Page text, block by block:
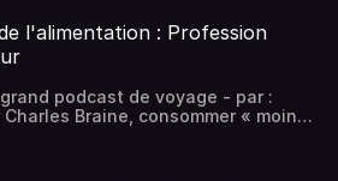
se veut ouvert à l'instant
ce podcast ?
l'alimentation : Profession
Braine, consommer « moins
pour les produits de la mer ! -
Francis Vous aimez